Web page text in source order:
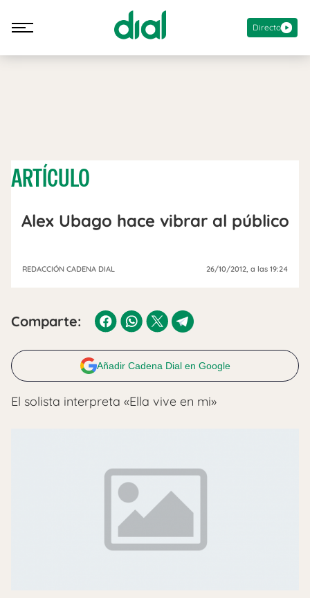
Directo
ARTÍCULO
Alex Ubago hace vibrar al público
REDACCIÓN CADENA DIAL 26/10/2012, a las 19:24
Comparte:
Añadir Cadena Dial en Google
El solista interpreta «Ella vive en mi»